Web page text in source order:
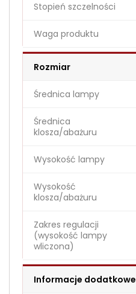
Stopień szczelności
Waga produktu
Rozmiar
Średnica lampy
Średnica
klosza/abażuru
Wysokość lampy
Wysokość
klosza/abażuru
Zakres regulacji
(wysokość lampy
wliczona)
Informacje dodatkowe